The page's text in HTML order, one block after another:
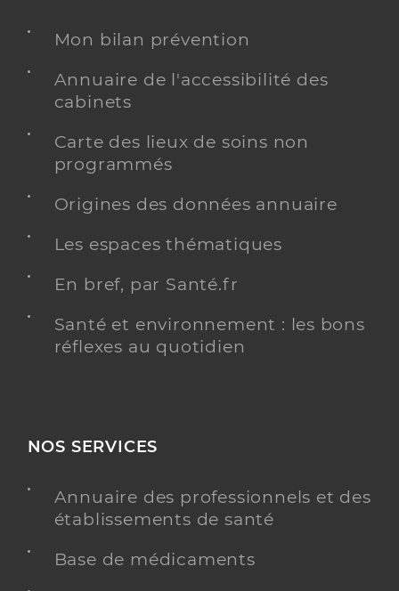
Mon bilan prévention
Annuaire de l'accessibilité des
cabinets
Carte des lieux de soins non
programmés
Origines des données annuaire
Les espaces thématiques
En bref, par Santé.fr
Santé et environnement : les bons
réflexes au quotidien
NOS SERVICES
Annuaire des professionnels et des
établissements de santé
Base de médicaments